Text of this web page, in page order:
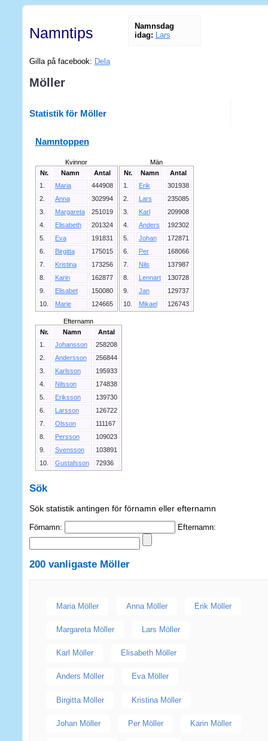
Namntips
Gilla på facebook: Dela
Namnsdag
idag: Lars
Möller
Statistik för Möller
Namntoppen
Kvinnor
Nr.
Namn
Antal
1.
Maria
444908
2.
Anna
302994
3.
Margareta
251019
4.
Elisabeth
201324
5.
Eva
191831
6.
Birgitta
175015
7.
Kristina
173256
8.
Karin
162877
9.
Elisabet
150080
10.
Marie 124665
Män
Nr.
Namn
Antal
1.
Erik
301938
2.
Lars
235085
3.
Karl
209908
4.
Anders
192302
5.
Johan
172871
6.
Per
168066
7.
Nils
137987
8.
Lennart
130728
9.
Jan
129737
10.
Mikael 126743
Efternamn
Nr.
Namn
Antal
1.
Johansson
258208
2.
Andersson
256844
3.
Karlsson
195933
4.
Nilsson
174838
5.
Eriksson
139730
6.
Larsson
126722
7.
Olsson
111167
8.
Persson
109023
9.
Svensson
103891
10.
Gustafsson 72936
Sök
Sök statistik antingen för förnamn eller efternamn
Förnamn: Efternamn:
200 vanligaste Möller
Maria Möller Anna Möller Erik Möller
Margareta Möller Lars Möller
Karl Möller Elisabeth Möller
Anders Möller Eva Möller
Birgitta Möller Kristina Möller
Johan Möller Per Möller Karin Möller